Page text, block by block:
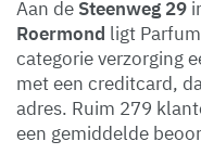
Aan de Steenweg 29
Roermond ligt
categorie verzorging
met een creditcard,
adres. Ruim 279
een gemiddelde